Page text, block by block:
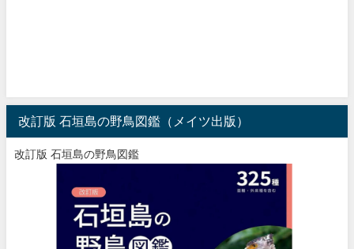
改訂版 石垣島の野鳥図鑑（メイツ出版）
改訂版 石垣島の野鳥図鑑